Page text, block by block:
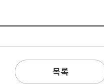
목록